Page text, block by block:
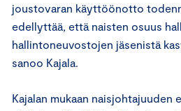
joustovaran käyttöönotto
edellyttää, että naisten osuus
hallintoneuvostojen jäsenistä
sanoo Kajala.
Kajalan mukaan naisjohtajuuden